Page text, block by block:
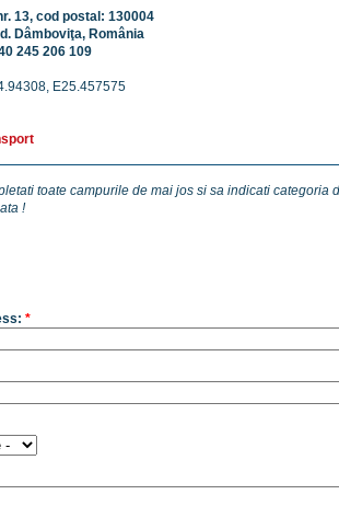
13, cod postal: 130004
Dâmboviţa, România
245 206 109
E25.457575
toate campurile de mai jos si sa indicati categoria
!
*